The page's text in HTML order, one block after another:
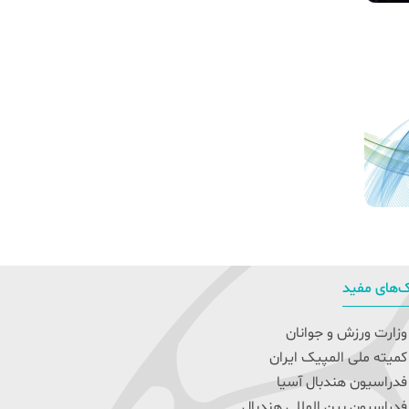
مفید
وزارت ورزش و جوانان
کمیته ملی المپیک ایران
فدراسیون هندبال آسیا